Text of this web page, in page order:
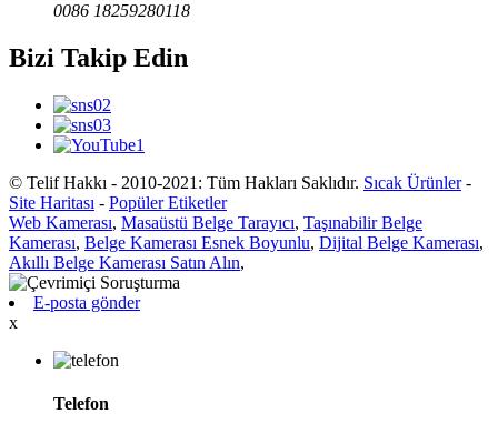
0086 18259280118
Bizi Takip Edin
© Telif Hakkı - 2010-2021: Tüm Hakları Saklıdır. Sıcak Ürünler-
Site Haritası - Popüler Etiketler
Web Kamerası, Masaüstü Belge Tarayıcı, Taşınabilir Belge
Kamerası, Belge Kamerası Esnek Boyunlu, Dijital Belge Kamerası,
Akıllı Belge Kamerası Satın Alın,
E-posta gönder
x
Telefon